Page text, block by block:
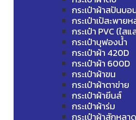
กระเป๋าผ้าสปันบ
กระเป๋าเป้สะพาย
กระเป๋า PVC (ใสแ
กระเป๋าบุฟองน้ำ
กระเป๋าผ้า 420D
กระเป๋าผ้า 600D
กระเป๋าผ้าขน
กระเป๋าผ้าตาข่าย
กระเป๋าผ้ายีนส์
กระเป๋าผ้าร่ม
กระเป๋าผ้าสักหลาด